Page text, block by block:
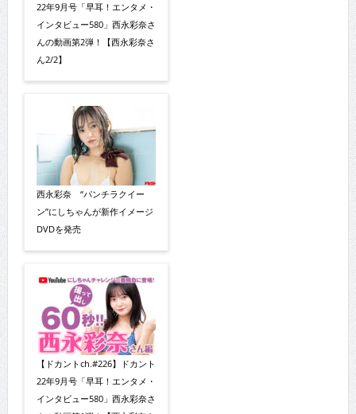
22年9月号「早耳！エンタメ・
インタビュー580」西永彩奈さ
んの動画第2弾！【西永彩奈さ
ん2/2】
西永彩奈 “パンチラクイー
ン”にしちゃんが新作イメージ
DVDを発売
【ドカントch.#226】ドカント
22年9月号「早耳！エンタメ・
インタビュー580」西永彩奈さ